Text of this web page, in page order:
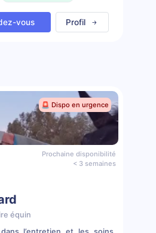
vous Profil
🚨 Dispo en urgence
Prochaine disponibilité
< 3 semaines
équin